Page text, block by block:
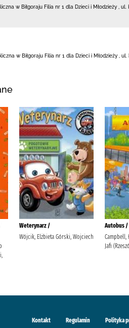
w Biłgoraju Filia nr 1 dla Dzieci i Młodzieży ul.
w Biłgoraju Filia nr 1 dla Dzieci i Młodzieży, ul.
Weterynarz /
Wójcik, Elżbieta Górski, Wojciech
Autobus /
Campbell,
Jafi
Kontakt Regulamin Polityka